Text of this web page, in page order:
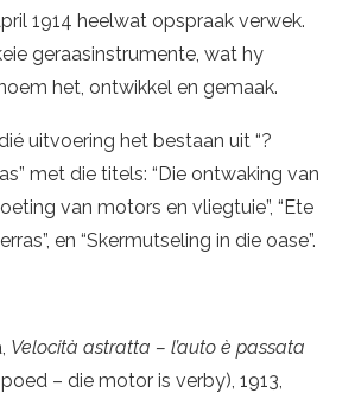
1914 heelwat opspraak verwek.
geraasinstrumente, wat hy
het, ontwikkel en gemaak.
uitvoering het bestaan uit “?
met die titels: “Die ontwaking van
van motors en vliegtuie”, “Ete
en “Skermutseling in die oase”.
Velocità astratta – l’auto è passata
– die motor is verby), 1913,